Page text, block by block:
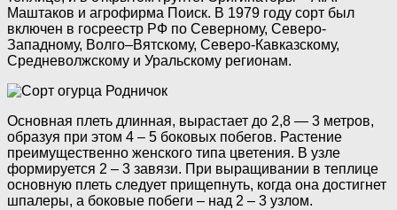
Маштаков и агрофирма Поиск. В 1979 году сорт был
включен в госреестр РФ по Северному, Северо-
Западному, Волго–Вятскому, Северо-Кавказскому,
Средневолжскому и Уральскому регионам.
Основная плеть длинная, вырастает до 2,8 — 3 метров,
образуя при этом 4 – 5 боковых побегов. Растение
преимущественно женского типа цветения. В узле
формируется 2 – 3 завязи. При выращивании в теплице
основную плеть следует прищепнуть, когда она достигнет
шпалеры, а боковые побеги – над 2 – 3 узлом.